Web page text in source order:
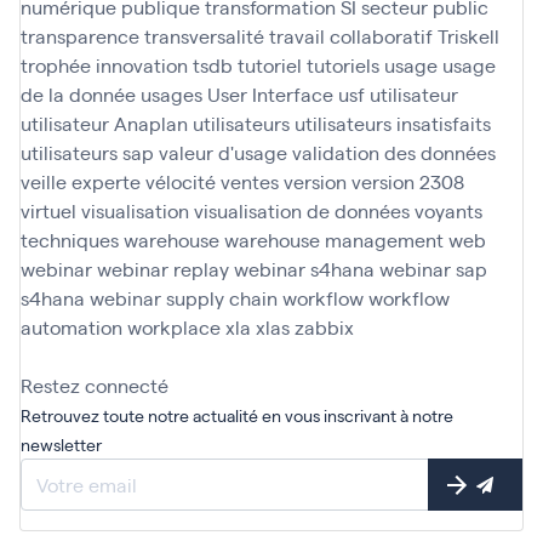
numérique publiquetransformation SI secteur public
transparencetransversalitétravail collaboratifTriskell
trophée innovation tsdb tutoriel tutoriels usage usage
de la donnée usages User Interface usf utilisateur
utilisateur Anaplan utilisateurs utilisateurs insatisfaits
utilisateurs sap valeur d'usagevalidation des données
veille expertevélocitéventesversion version 2308
virtuel visualisation visualisation de donnéesvoyants
techniqueswarehousewarehouse managementweb
webinarwebinar replaywebinar s4hana webinar sap
s4hana webinar supply chain workflowworkflow
automation workplacexla xlaszabbix
Restez connecté
Retrouvez toute notre actualité en vous inscrivant à notre
newsletter